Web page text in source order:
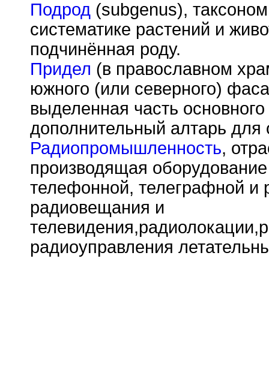
Подрод (subgenus),
систематике растений и
подчинённая роду.
Придел (в православном
южного (или северного)
выделенная часть
дополнительный алтарь для
Радиопромышленность,
производящая
телефонной, телеграфной и
радиовещания и
радиоуправления